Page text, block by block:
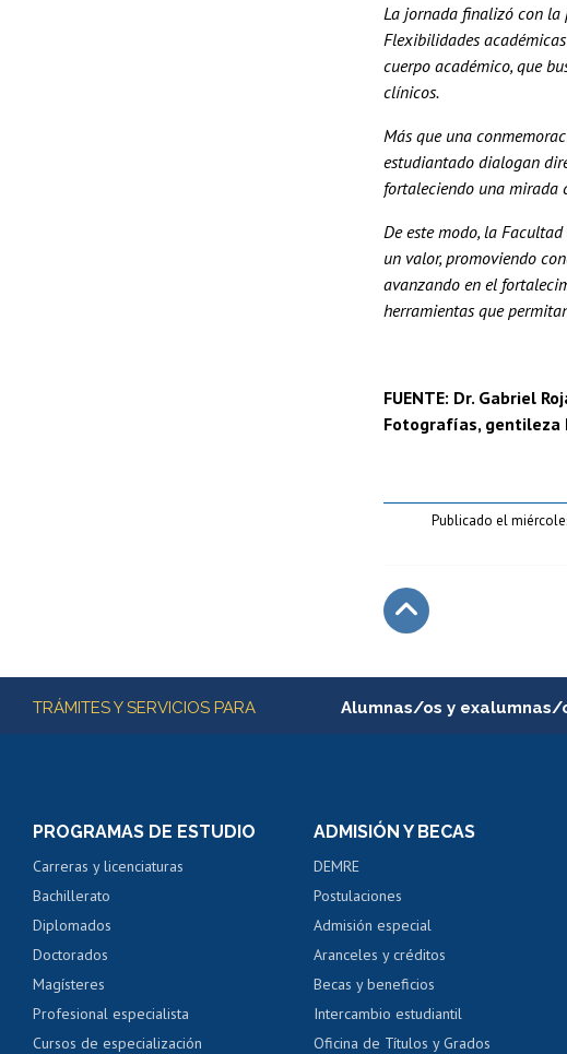
La jornada finalizó con la
Flexibilidades
cuerpo académico, que
clínicos.
Más que una
estudiantado dialogan
fortaleciendo una mirada
De este modo, la
un valor, promoviendo
avanzando en el
herramientas que
FUENTE: Dr. Gabriel
Fotografías, gentileza
Publicado el
Más información
TRÁMITES Y SERVICIOS PARA Alumnas/os y exalumnas/
Consulta y certificado de notas
Servicio médico y dental
Pago de arancel y crédito alumnos
Pago de arancel y crédito
Certificado de títulos y grados
PROGRAMAS DE ESTUDIO
Carreras y licenciaturas
Bachillerato
Diplomados
Doctorados
Magísteres
Profesional especialista
Cursos de especialización
ADMISIÓN Y BECAS
DEMRE
Postulaciones
Admisión especial
Aranceles y créditos
Becas y beneficios
Intercambio estudiantil
Oficina de Títulos y Grados